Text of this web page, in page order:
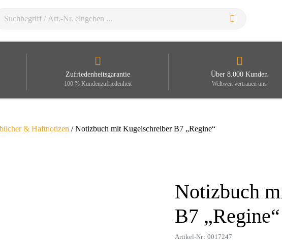
Zufriedenheitsgarantie
100 % Kundenzufriedenheit
Über 8.000 Kunden
Weltweit vertrauen uns
& Haftnotizen / Notizbuch mit Kugelschreiber B7 „Regine“
Notizbuch
B7 „Regine“
Artikel-Nr.: 0017247